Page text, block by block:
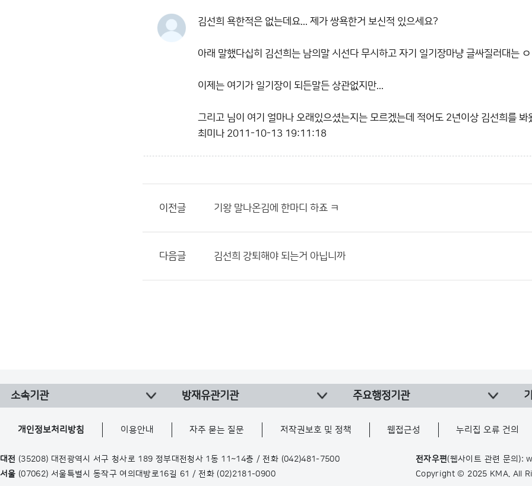
김선희 욕한적은 없는데요... 제가 쌍욕한거 보신적 있으세요?
아래 말했다십히 김선희는 남의말 시선다 무시하고 자기 일기장마냥 글싸질러대는
이제는 여기가 일기장이 되든말든 상관없지만...
그리고 님이 여기 얼마나 오래있으셨는지는 모르겠는데 적어도 2년이상 김선희를
최미나 2011-10-13 19:11:18
이전글 기왕 말나온김에 한마디 하죠 ㅋ
다음글 김선희 강퇴해야 되는거 아닙니까
소속기관 방재유관기관 주요행정기관
개인정보처리방침 이용안내 자주 묻는 질문 저작권보호 및 정책 웹접근성 누리집 오류 건의
대전 (35208) 대전광역시 서구 청사로 189 정부대전청사 1동 11~14층 / 전화 (042)481-7500
서울 (07062) 서울특별시 동작구 여의대방로16길 61 / 전화 (02)2181-0900
전자우편(웹사이트 관련 문의
Copyright © 2025 KMA. All